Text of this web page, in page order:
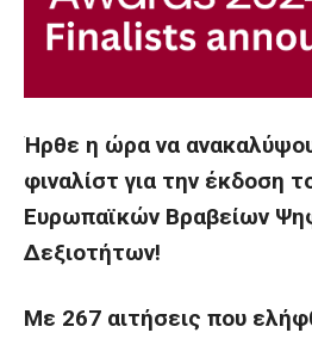
Ήρθε η ώρα να
φιναλίστ για την έκδοση
Ευρωπαϊκών Βραβείων
Δεξιοτήτων!
Με 267 αιτήσεις που